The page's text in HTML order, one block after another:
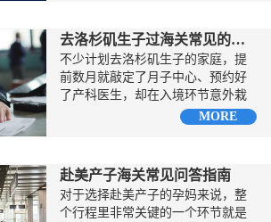
去洛杉矶生子过海关常见的五个遣返原因
不少计划去洛杉矶生子的家庭，提
前数月就敲定了月子中心、预约好
了产科医生，却在入境环节意外栽
了跟头，直接被海关遣返...MORE
赴美产子海关常见问答指南
对于选择赴美产子的孕妈来说，整
个行程里非常关键的一个环节就是